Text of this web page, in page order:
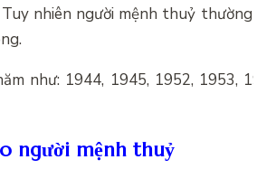
nhiên người mệnh thuỷ
như: 1944, 1945, 1952, 1953,
người mệnh thuỷ